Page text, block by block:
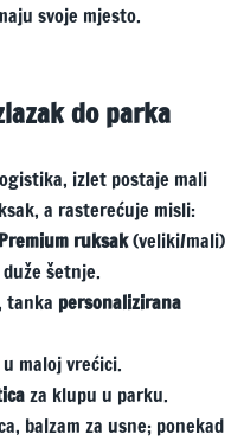
svoje mjesto.
do parka
izlet postaje mali
a rasterećuje misli:
Premium ruksak(veliki/mali)
šetnje.
tanka personalizirana
maloj vrećici.
za klupu u parku.
balzam za usne; ponekad